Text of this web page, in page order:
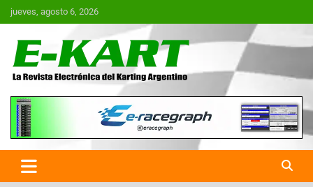
Saltar
al
jueves, agosto 6, 2026
E-Kart.com.ar | La Revista
Electrónica del Karting en
Argentina